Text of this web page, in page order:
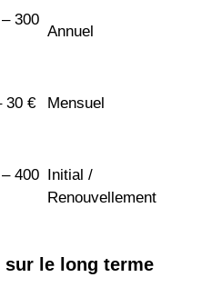
300
Annuel
30 € Mensuel
400 Initial /
Renouvellement
sur le long terme